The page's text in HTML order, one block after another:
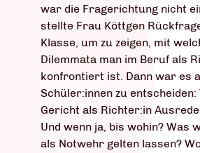
war die Fragerichtung nicht
stellte Frau Köttgen
Klasse, um zu zeigen, mit
Dilemmata man im Beruf als
konfrontiert ist. Dann war es
Schüler:innen zu
Gericht als Richter:in
Und wenn ja, bis wohin? Was
als Notwehr gelten lassen?